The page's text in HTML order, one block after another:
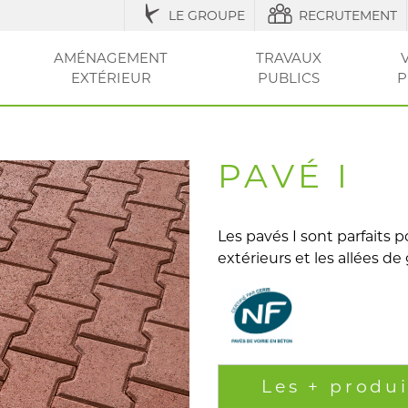
LE GROUPE RECRUTEMENT
AMÉNAGEMENT
EXTÉRIEUR
TRAVAUX
PUBLICS
PAVÉ I
Les pavés I sont parfaits
extérieurs et les allées de
Les +